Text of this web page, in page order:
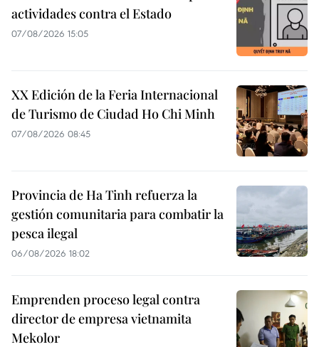
actividades contra el Estado
07/08/2026 15:05
XX Edición de la Feria Internacional
de Turismo de Ciudad Ho Chi Minh
07/08/2026 08:45
Provincia de Ha Tinh refuerza la
gestión comunitaria para combatir la
pesca ilegal
06/08/2026 18:02
Emprenden proceso legal contra
director de empresa vietnamita
Mekolor